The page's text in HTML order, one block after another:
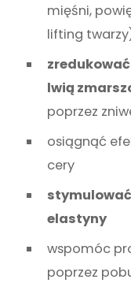
mięśni,
lifting
lwią
poprzez
osiągnąć
cery
stymulować
elastyny
wspomóc
poprzez